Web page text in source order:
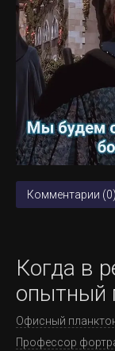
Комментарии (0)
Когда в
опытный
Офисный
Профессор